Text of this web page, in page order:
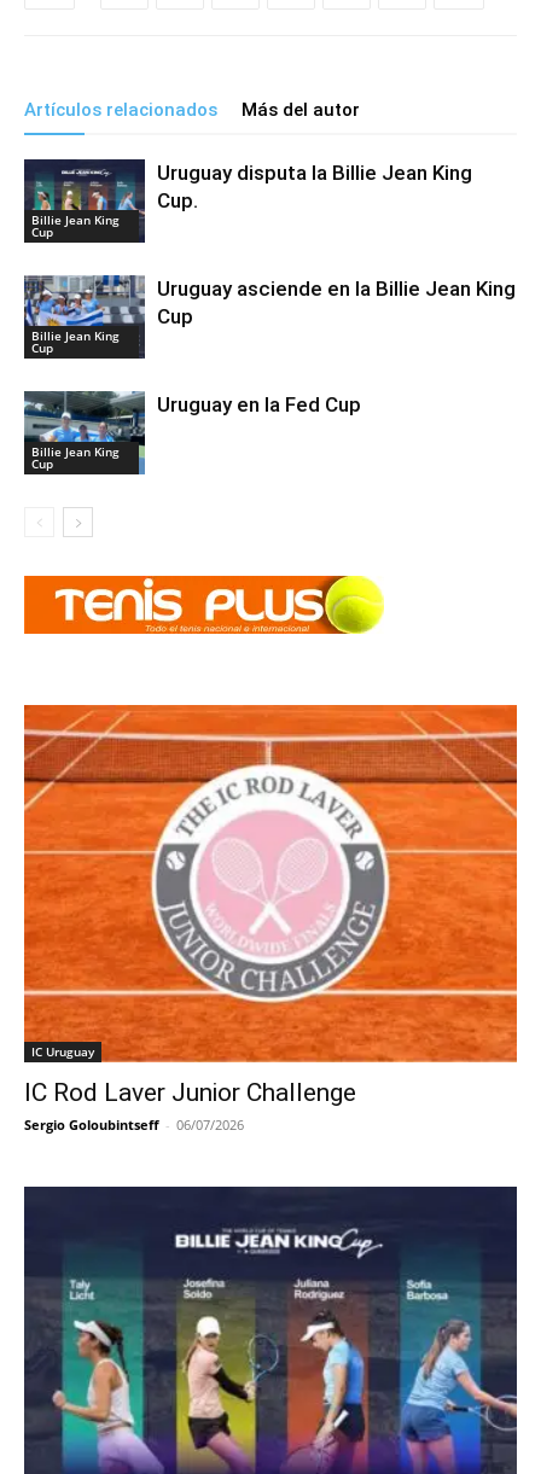
Artículos relacionados Más del autor
Billie Jean King
Cup
Uruguay disputa la Billie Jean King
Cup.
Billie Jean King
Cup
Uruguay asciende en la Billie Jean King
Cup
Billie Jean King
Cup
Uruguay en la Fed Cup
IC Uruguay
IC Rod Laver Junior Challenge
Sergio Goloubintseff - 06/07/2026